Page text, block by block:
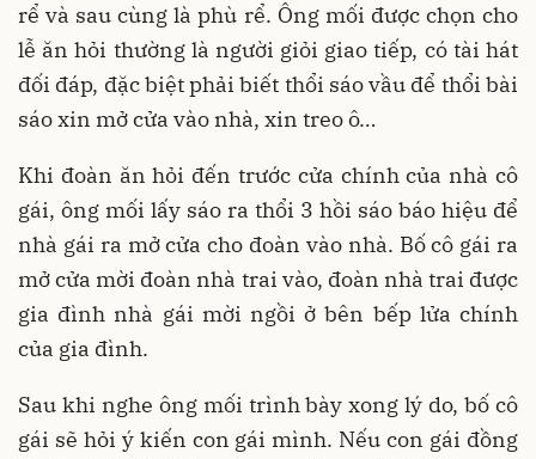
rể và sau cùng là phù rể. Ông mối được chọn cho
lễ ăn hỏi thường là người giỏi giao tiếp, có tài hát
đối đáp, đặc biệt phải biết thổi sáo vầu để thổi bài
sáo xin mở cửa vào nhà, xin treo ô…
Khi đoàn ăn hỏi đến trước cửa chính của nhà cô
gái, ông mối lấy sáo ra thổi 3 hồi sáo báo hiệu để
nhà gái ra mở cửa cho đoàn vào nhà. Bố cô gái ra
mở cửa mời đoàn nhà trai vào, đoàn nhà trai được
gia đình nhà gái mời ngồi ở bên bếp lửa chính
của gia đình.
Sau khi nghe ông mối trình bày xong lý do, bố cô
gái sẽ hỏi ý kiến con gái mình. Nếu con gái đồng